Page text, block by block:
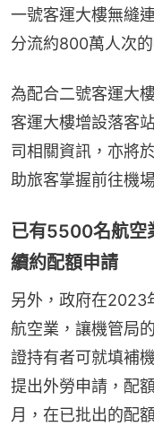
一號客運大樓無縫
分流約800萬人次的
為配合二號客運大
客運大樓增設落客
司相關資訊，亦將
助旅客掌握前往機
已有5500名航
續約配額申請
另外，政府在
航空業，讓機管局
證持有者可就填補
提出外勞申請，配
月，在已批出的配